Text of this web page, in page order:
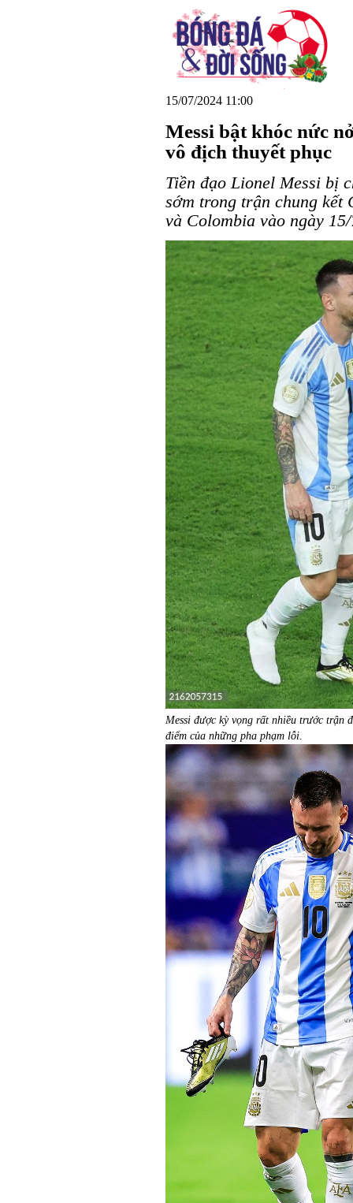
15/07/2024 11:00
Messi bật khóc nức
vô địch thuyết phục
Tiền đạo Lionel Messi bị
sớm trong trận chung kết
và Colombia vào ngày
Messi được kỳ vọng rất nhiều trước trận
điểm của những pha phạm lỗi.